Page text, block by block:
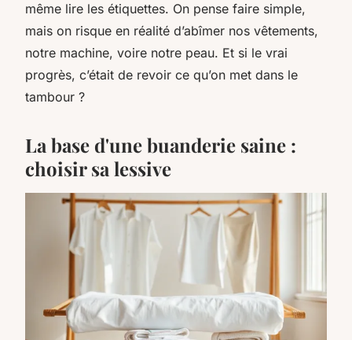
même lire les étiquettes. On pense faire simple,
mais on risque en réalité d’abîmer nos vêtements,
notre machine, voire notre peau. Et si le vrai
progrès, c’était de revoir ce qu’on met dans le
tambour ?
La base d'une buanderie saine :
choisir sa lessive